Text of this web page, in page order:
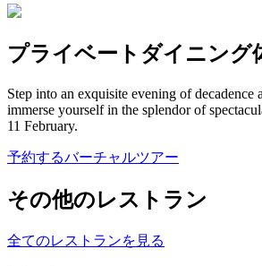
プライベートダイニング
Step into an exquisite evening of decadence
immerse yourself in the splendor of
11 February.
予約するバーチャルツアー
その他のレストラン
全てのレストランを見る